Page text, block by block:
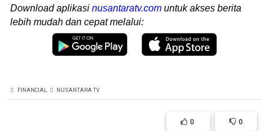
Download aplikasi nusantaratv.com untuk akses berita
lebih mudah dan cepat melalui:
FINANCIAL NUSANTARA TV
0 0